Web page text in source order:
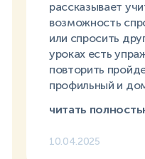
рассказывает
возможность
или спросить
уроках есть
повторить
профильный и
читать
10.04.2025